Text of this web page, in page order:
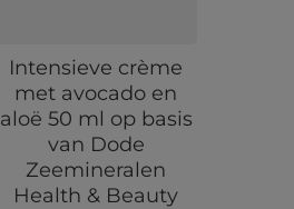
Intensieve crème
met avocado en
aloë 50 ml op basis
van Dode
Zeemineralen
Health & Beauty